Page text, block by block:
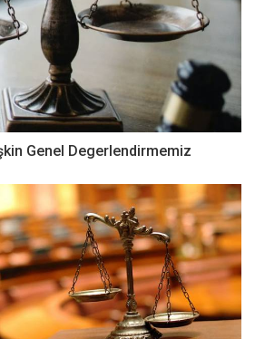
Genel Degerlendirmemiz